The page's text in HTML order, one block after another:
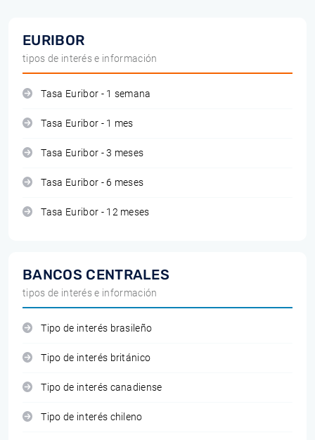
EURIBOR
tipos de interés e información
Tasa Euribor - 1 semana
Tasa Euribor - 1 mes
Tasa Euribor - 3 meses
Tasa Euribor - 6 meses
Tasa Euribor - 12 meses
BANCOS CENTRALES
tipos de interés e información
Tipo de interés brasileño
Tipo de interés británico
Tipo de interés canadiense
Tipo de interés chileno